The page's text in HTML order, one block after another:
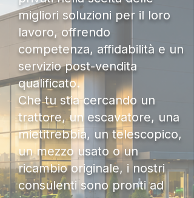
migliori soluzioni per il loro
lavoro, offrendo
competenza, affidabilità e un
servizio post-vendita
qualificato.
Che tu stia cercando un
trattore, un escavatore, una
mietitrebbia, un telescopico,
un mezzo usato o un
ricambio originale, i nostri
consulenti sono pronti ad